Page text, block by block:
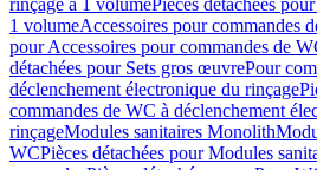
rinçage à 1 volumePièces détachées
1 volumeAccessoires pour commandes
pour Accessoires pour commandes de
détachées pour Sets gros œuvrePour
déclenchement électronique du rinçage
commandes de WC à déclenchement
rinçageModules sanitaires Monolith
WCPièces détachées pour Modules